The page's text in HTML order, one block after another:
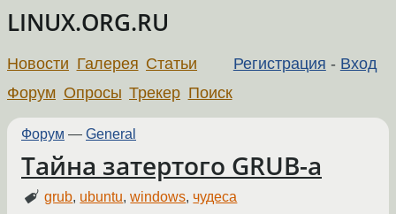
LINUX.ORG.RU
Регистрация - Вход
Новости Галерея Статьи
Форум Опросы Трекер Поиск
Форум — General
Тайна затертого GRUB-a
grub, ubuntu,windows, чудеса